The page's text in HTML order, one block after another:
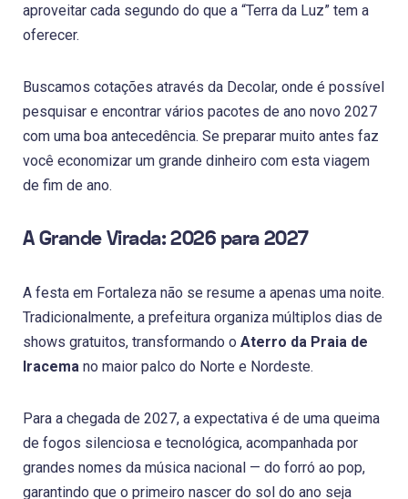
aproveitar cada segundo do que a “Terra da Luz” tem a
oferecer.
Buscamos cotações através da Decolar, onde é possível
pesquisar e encontrar vários pacotes de ano novo 2027
com uma boa antecedência. Se preparar muito antes faz
você economizar um grande dinheiro com esta viagem
de fim de ano.
A Grande Virada: 2026 para 2027
A festa em Fortaleza não se resume a apenas uma noite.
Tradicionalmente, a prefeitura organiza múltiplos dias de
shows gratuitos, transformando o Aterro da Praia de
Iracema no maior palco do Norte e Nordeste.
Para a chegada de 2027, a expectativa é de uma queima
de fogos silenciosa e tecnológica, acompanhada por
grandes nomes da música nacional — do forró ao pop,
garantindo que o primeiro nascer do sol do ano seja